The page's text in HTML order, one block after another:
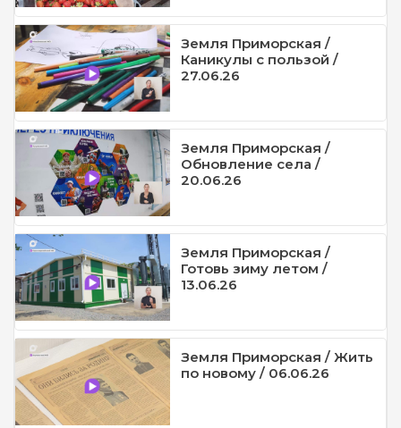
Земля Приморская /
Каникулы с пользой /
27.06.26
Земля Приморская /
Обновление села /
20.06.26
Земля Приморская /
Готовь зиму летом /
13.06.26
Земля Приморская / Жить
по новому / 06.06.26